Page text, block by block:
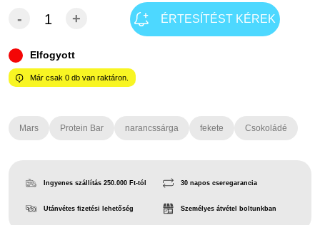
- + ÉRTESÍTÉST KÉREK
Elfogyott
Már csak 0 db van raktáron.
Mars Protein Bar narancssárga fekete Csokoládé
Ingyenes szállítás 250.000 Ft-tól
Utánvétes fizetési lehetőség
30 napos cseregarancia
Személyes átvétel boltunkban